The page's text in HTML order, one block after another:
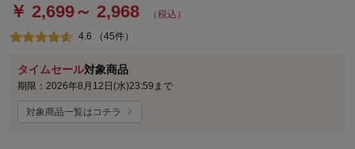
￥ 2,699～ 2,968 （税込）
4.6 （45件）
タイムセール対象商品
期限：2026年8月12日(水)23:59まで
対象商品一覧はコチラ